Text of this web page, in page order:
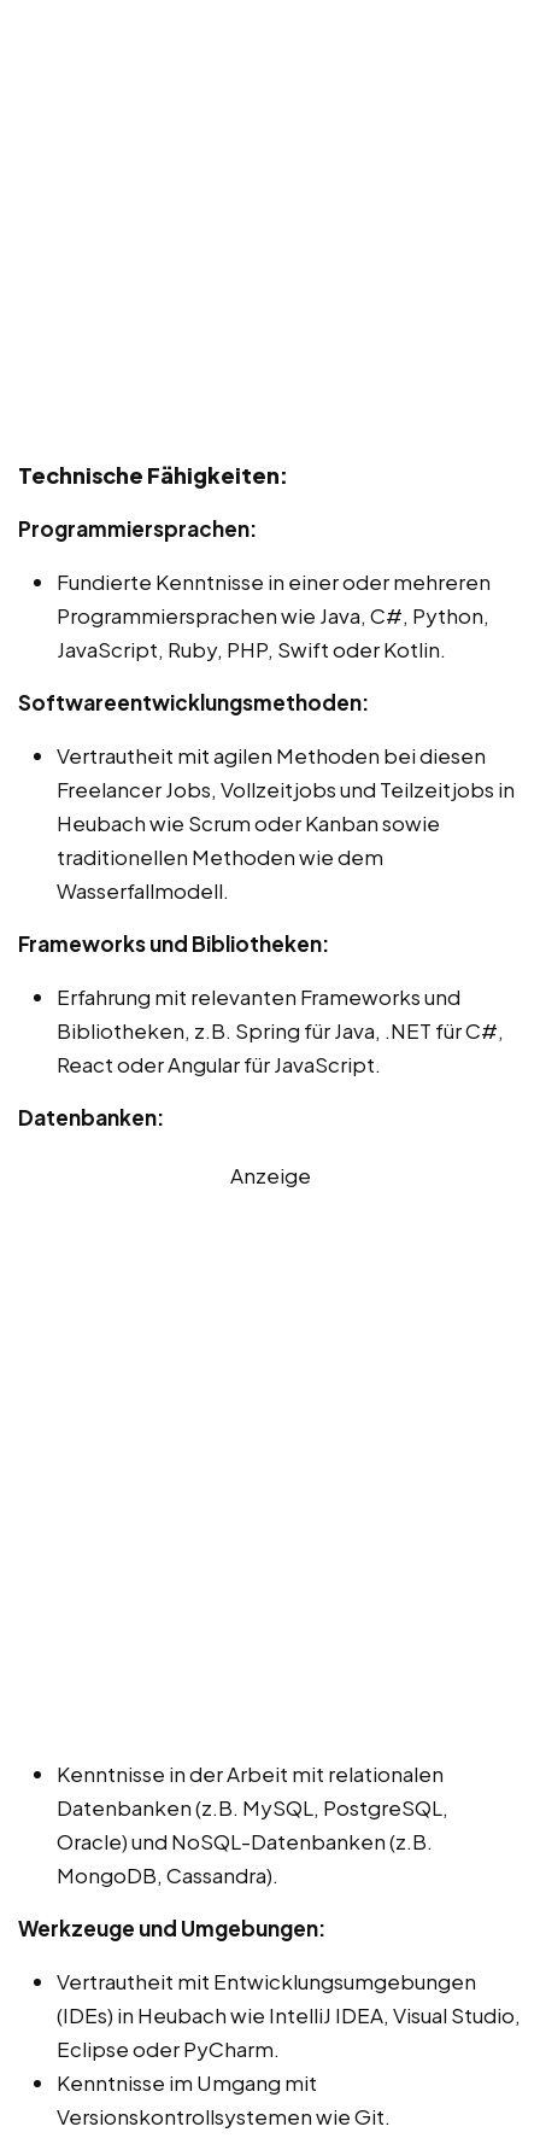
Technische Fähigkeiten:
Programmiersprachen:
Fundierte Kenntnisse in einer oder mehreren
Programmiersprachen wie Java, C#, Python,
JavaScript, Ruby, PHP, Swift oder Kotlin.
Softwareentwicklungsmethoden:
Vertrautheit mit agilen Methoden bei diesen
Freelancer Jobs, Vollzeitjobs und Teilzeitjobs in
Heubach wie Scrum oder Kanban sowie
traditionellen Methoden wie dem
Wasserfallmodell.
Frameworks und Bibliotheken:
Erfahrung mit relevanten Frameworks und
Bibliotheken, z.B. Spring für Java, .NET für C#,
React oder Angular für JavaScript.
Datenbanken:
Anzeige
Kenntnisse in der Arbeit mit relationalen
Datenbanken (z.B. MySQL, PostgreSQL,
Oracle) und NoSQL-Datenbanken (z.B.
MongoDB, Cassandra).
Werkzeuge und Umgebungen:
Vertrautheit mit Entwicklungsumgebungen
(IDEs) in Heubach wie IntelliJ IDEA, Visual Studio,
Eclipse oder PyCharm.
Kenntnisse im Umgang mit
Versionskontrollsystemen wie Git.